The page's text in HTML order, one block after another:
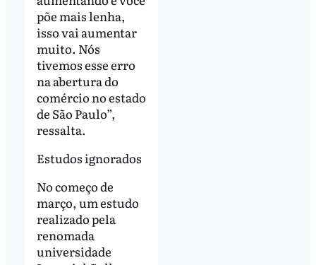
põe mais lenha,
isso vai aumentar
muito. Nós
tivemos esse erro
na abertura do
comércio no estado
de São Paulo”,
ressalta.
Estudos ignorados
No começo de
março, um estudo
realizado pela
renomada
universidade